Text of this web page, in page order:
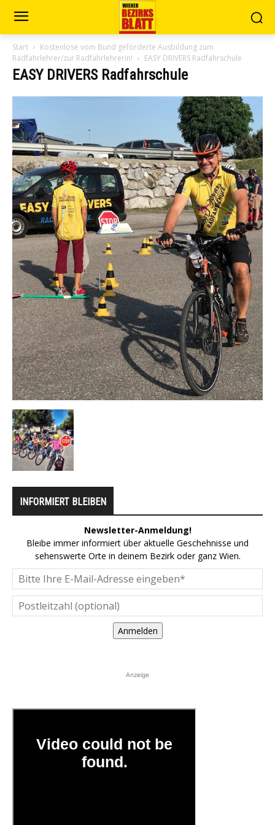
Start
Kostenlose vom Bund geförderte Ausbildung zum
Radfahrlehrer/zur Radfahrlehrerin!
EASY DRIVERS Radfahrschule
EASY DRIVERS Radfahrschule
INFORMIERT BLEIBEN
Newsletter-Anmeldung!
Bleibe immer informiert über aktuelle Geschehnisse und
sehenswerte Orte in deinem Bezirk oder ganz Wien.
Anmelden
Anzeige